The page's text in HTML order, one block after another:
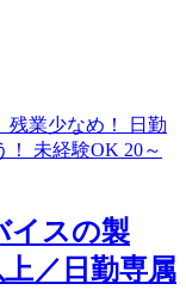
イスの製
／日勤専属